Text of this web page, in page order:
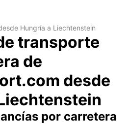
Hungría a Liechtenstein
transporte
de
desde
por carretera